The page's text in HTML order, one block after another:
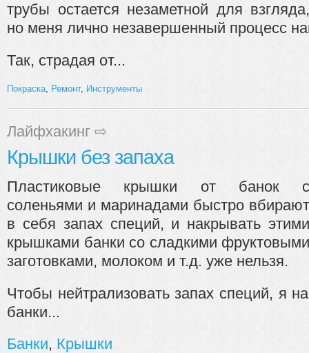
трубы остается незаметной для взгляда,
но меня лично незавершенный процесс
Так, страдая от...
Покраска, Ремонт, Инструменты
Лайфхакинг ⇨
Крышки без запаха
Пластиковые крышки от банок с
соленьями и маринадами быстро вбирают
в себя запах специй, и накрывать этими
крышками банки со сладкими фруктовыми
заготовками, молоком и т.д. уже нельзя.
Чтобы нейтрализовать запах специй, я
банки...
Банки, Крышки